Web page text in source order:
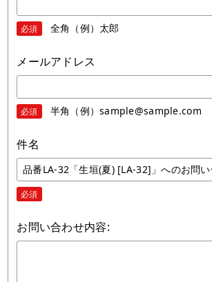
必須 全角（例）太郎
メールアドレス
必須 半角（例）sample@sample.com
件名
必須
お問い合わせ内容: